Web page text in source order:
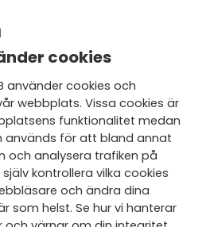
från Ekoappen
tagit del av Ekoappens
och
och tar gärna del
och exklusiva
via min e-post.
cookies
använder cookies och
webbplats. Vissa cookies är
funktionalitet medan
används för att bland annat
och analysera trafiken på
kontrollera vilka cookies
och ändra dina
som helst. Se hur vi hanterar